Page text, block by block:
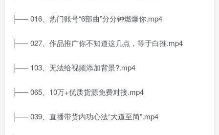
├── 016、热门账号“6部曲”分分钟燃爆你.mp4
├── 027、作品推广你不知道这几点，等于白推.mp4
├── 103、无法给视频添加背景?.mp4
├── 065、10万+优质货源免费对接.mp4
├── 039、直播带货内功心法“大道至简”.mp4